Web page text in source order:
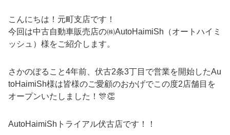
こんにちは！元町支店です！
今回は中古自動車販売店の㈱AutoHaimiSh（オートハイミ
ッシュ）様をご紹介します。
さかのぼること4年前、伏古2条3丁目で営業を開始したAu
toHaimiSh様は皆様のご愛顧のおかげでこの度2店舗目を
オープンいたしました！🎊👏
AutoHaimiShトライアル伏古店です！！